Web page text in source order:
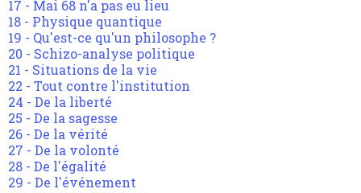
17 - Mai 68 n'a pas eu lieu
18 - Physique quantique
19 - Qu'est-ce qu'un philosophe ?
20 - Schizo-analyse politique
21 - Situations de la vie
22 - Tout contre l'institution
24 - De la liberté
25 - De la sagesse
26 - De la vérité
27 - De la volonté
28 - De l'égalité
29 - De l'événement